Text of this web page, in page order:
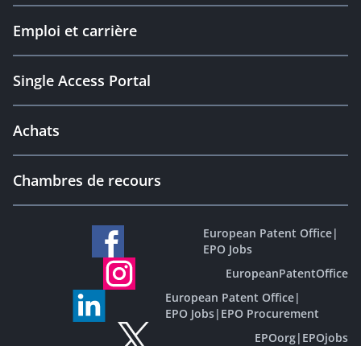
Emploi et carrière
Single Access Portal
Achats
Chambres de recours
European Patent Office|
EPO Jobs
EuropeanPatentOffice
European Patent Office|
EPO Jobs| EPO Procurement
EPOorg| EPOjobs